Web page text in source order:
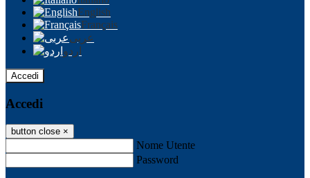
English
Français
عربى
اردو
Accedi
Accedi
button close ×
Nome Utente
Password